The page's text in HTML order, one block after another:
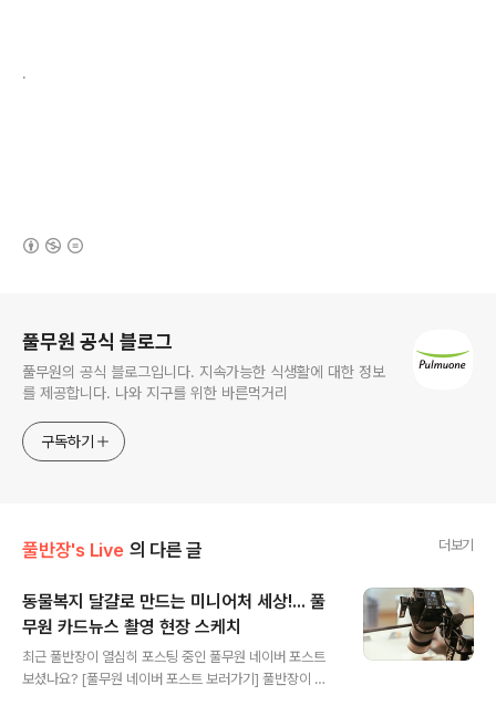
.
풀무원 공식 블로그
풀무원의 공식 블로그입니다. 지속가능한 식생활에 대한 정보
를 제공합니다. 나와 지구를 위한 바른먹거리
구독하기
풀반장's Live 의 다른 글 더보기
동물복지 달걀로 만드는 미니어처 세상!... 풀
무원 카드뉴스 촬영 현장 스케치
최근 풀반장이 열심히 포스팅 중인 풀무원 네이버 포스트
보셨나요? [풀무원 네이버 포스트 보러가기] 풀반장이 혼